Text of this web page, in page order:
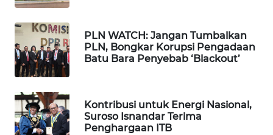
PLN WATCH: Jangan Tumbalkan
PLN, Bongkar Korupsi Pengadaan
Batu Bara Penyebab ‘Blackout’
Kontribusi untuk Energi Nasional,
Suroso Isnandar Terima
Penghargaan ITB
WN
TANGERANG
WN
WN
CIREBON